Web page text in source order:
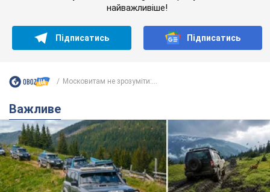
найважливіше!
Підписатись Підписатись
Московитам не зрозуміти:...
Важливе